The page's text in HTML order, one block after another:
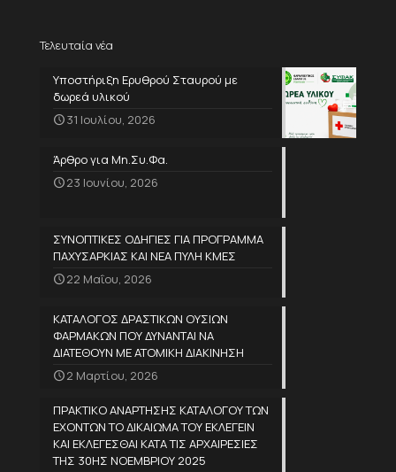
Τελευταία νέα
Υποστήριξη Ερυθρού Σταυρού με
δωρεά υλικού
31 Ιουλίου, 2026
Άρθρο για Μη.Συ.Φα.
23 Ιουνίου, 2026
ΣΥΝΟΠΤΙΚΕΣ ΟΔΗΓΙΕΣ ΓΙΑ ΠΡΟΓΡΑΜΜΑ
ΠΑΧΥΣΑΡΚΙΑΣ ΚΑΙ ΝΕΑ ΠΥΛΗ ΚΜΕΣ
22 Μαΐου, 2026
ΚΑΤΑΛΟΓΟΣ ΔΡΑΣΤΙΚΩΝ ΟΥΣΙΩΝ
ΦΑΡΜΑΚΩΝ ΠΟΥ ΔΥΝΑΝΤΑΙ ΝΑ
ΔΙΑΤΕΘΟΥΝ ΜΕ ΑΤΟΜΙΚΗ ΔΙΑΚΙΝΗΣΗ
2 Μαρτίου, 2026
ΠΡΑΚΤΙΚΟ ΑΝΑΡΤΗΣΗΣ ΚΑΤΑΛΟΓΟΥ ΤΩΝ
ΕΧΟΝΤΩΝ ΤΟ ΔΙΚΑΙΩΜΑ ΤΟΥ ΕΚΛΕΓΕΙΝ
ΚΑΙ ΕΚΛΕΓΕΣΘΑΙ ΚΑΤΑ ΤΙΣ ΑΡΧΑΙΡΕΣΙΕΣ
ΤΗΣ 30ΗΣ ΝΟΕΜΒΡΙΟΥ 2025